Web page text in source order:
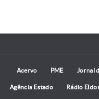
Acervo PME Jornal
Agência Estado Rádio